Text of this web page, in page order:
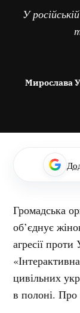
У
Мирослава
Громадська
об’єднує
агресії
цивільних
в полоні. Про